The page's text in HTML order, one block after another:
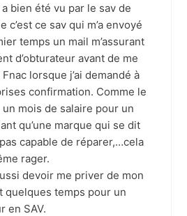
bien été vu par le sav de
c’est ce sav qui m’a envoyé
temps un mail m’assurant
d’obturateur avant de me
lorsque j’ai demandé à
confirmation. Comme le
mois de salaire pour un
qu’une marque qui se dit
capable de réparer,…cela
rager.
devoir me priver de mon
quelques temps pour un
en SAV.